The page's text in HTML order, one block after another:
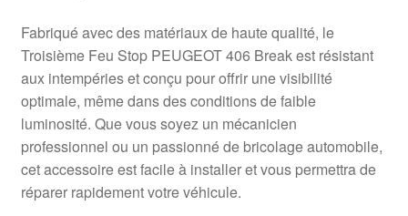
Politique de confidentialité
Procédure de Réclamation
Termes et conditions
Fabriqué avec des matériaux de haute qualité, le
Troisième Feu Stop PEUGEOT 406 Break est résistant
aux intempéries et conçu pour offrir une visibilité
optimale, même dans des conditions de faible
luminosité. Que vous soyez un mécanicien
professionnel ou un passionné de bricolage automobile,
cet accessoire est facile à installer et vous permettra de
réparer rapidement votre véhicule.